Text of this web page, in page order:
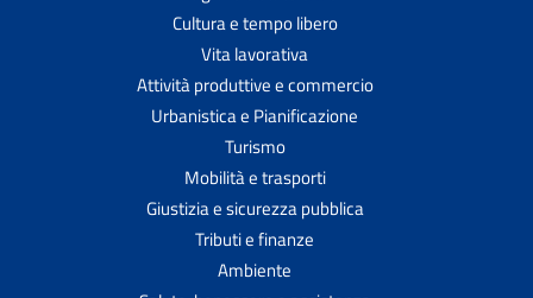
Cultura e tempo libero
Vita lavorativa
Attività produttive e commercio
Urbanistica e Pianificazione
Turismo
Mobilità e trasporti
Giustizia e sicurezza pubblica
Tributi e finanze
Ambiente